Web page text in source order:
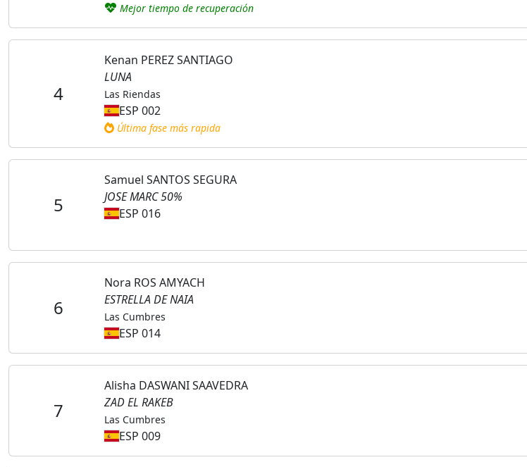
Mejor tiempo de recuperación
4
Kenan PEREZ SANTIAGO
LUNA
Las Riendas
ESP 002
Última fase más rapida
5
Samuel SANTOS SEGURA
JOSE MARC 50%
ESP 016
6
Nora ROS AMYACH
ESTRELLA DE NAIA
Las Cumbres
ESP 014
7
Alisha DASWANI SAAVEDRA
ZAD EL RAKEB
Las Cumbres
ESP 009